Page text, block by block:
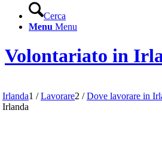
Cerca
Menu Menu
Volontariato in
Irlanda1 / Lavorare2 / Dove lavorare in
Irlanda